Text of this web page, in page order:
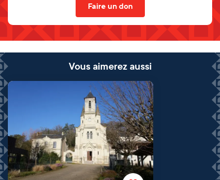
Faire un don
Vous aimerez aussi